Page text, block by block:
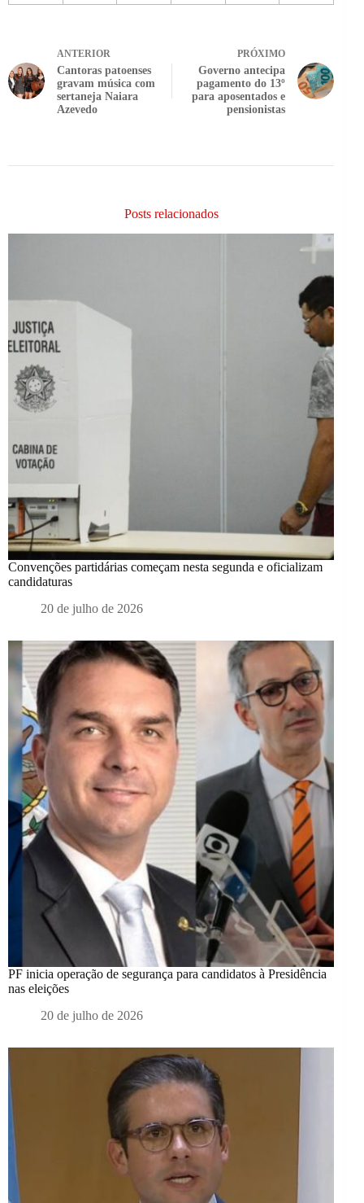
ANTERIOR
Cantoras patoenses
gravam música com
sertaneja Naiara
Azevedo
PRÓXIMO
Governo antecipa
pagamento do 13º
para aposentados e
pensionistas
Posts relacionados
Convenções partidárias começam nesta segunda e oficializam
candidaturas
20 de julho de 2026
PF inicia operação de segurança para candidatos à Presidência
nas eleições
20 de julho de 2026